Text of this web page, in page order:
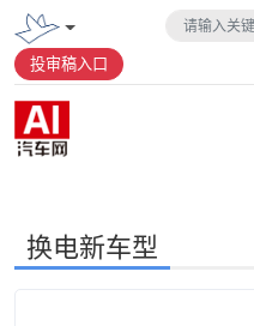
投审稿入口
换电新车型